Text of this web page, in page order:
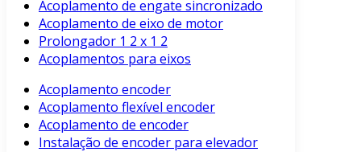
Acoplamento de engate sincronizado
Acoplamento de eixo de motor
Prolongador 1 2 x 1 2
Acoplamentos para eixos
Acoplamento encoder
Acoplamento flexível encoder
Acoplamento de encoder
Instalação de encoder para elevador